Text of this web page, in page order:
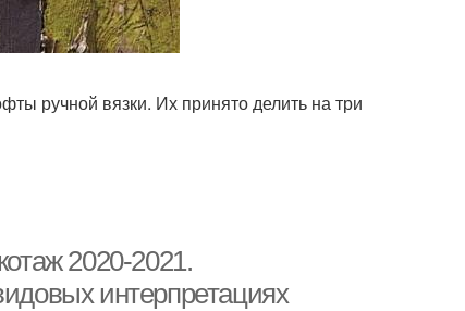
ручной вязки. Их принято делить на три
2020-2021.
интерпретациях